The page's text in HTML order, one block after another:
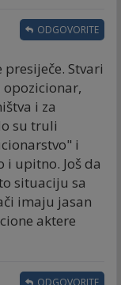
Stvari
opozicionar,
i za
su truli
i
upitno. Još da
situaciju sa
imaju jasan
aktere
ODGOVORITE
ODGOVORITE